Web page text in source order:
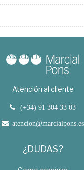
Atención al cliente
(+34) 91 304 33 03
atencion@marcialpons.es
¿DUDAS?